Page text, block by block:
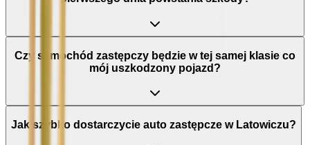
Czy samochód zastępczy będzie w tej samej klasie co
mój uszkodzony pojazd?
Jak szybko dostarczycie auto zastępcze w Latowiczu?